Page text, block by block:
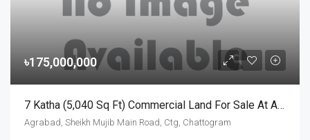
৳175,000,000
7 Katha (5,040 Sq Ft) Commercial Land For Sale At Agrabad Sheikh Mujib Main Road, Chattogram | চট্টগ্রামের আগ্রাবাদ শেখ মুজিব মেইন রোডে ৭ কাঠার বাণিজ্যিক প্লট বিক্রয়
Agrabad, Sheikh Mujib Main Road, Ctg, Chattogram